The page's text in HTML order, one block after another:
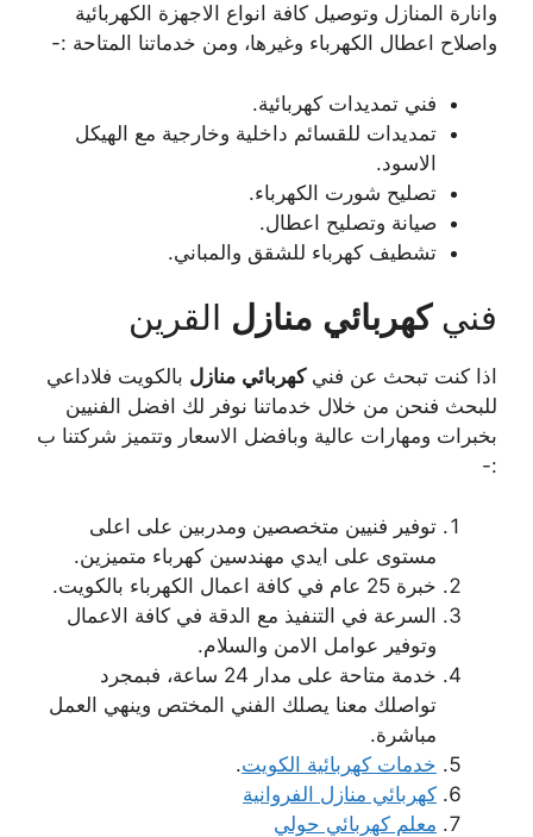
وانارة المنازل وتوصيل كافة انواع الاجهزة الكهربائية
واصلاح اعطال الكهرباء وغيرها، ومن خدماتنا المتاحة :-
فني تمديدات كهربائية.
تمديدات للقسائم داخلية وخارجية مع الهيكل
الاسود.
تصليح شورت الكهرباء.
صيانة وتصليح اعطال.
تشطيف كهرباء للشقق والمباني.
فنيكهربائي منازل القرين
اذا كنت تبحث عن فنيكهربائي منازل بالكويت فلاداعي
للبحث فنحن من خلال خدماتنا نوفر لك افضل الفنيين
بخبرات ومهارات عالية وبافضل الاسعار وتتميز شركتنا ب
:-
توفير فنيين متخصصين ومدربين على اعلى
مستوى على ايدي مهندسين كهرباء متميزين.
خبرة 25 عام في كافة اعمال الكهرباء بالكويت.
السرعة في التنفيذ مع الدقة في كافة الاعمال
وتوفير عوامل الامن والسلام.
خدمة متاحة على مدار 24 ساعة، فبمجرد
تواصلك معنا يصلك الفني المختص وينهي العمل
مباشرة.
خدمات كهربائية الكويت.
كهربائي منازل الفروانية
معلم كهربائي حولي